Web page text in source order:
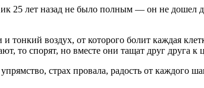
25 лет назад не было полным — он не дошел
воздух, от которого болит каждая
то спорят, но вместе они тащат друг друга к
страх провала, радость от каждого